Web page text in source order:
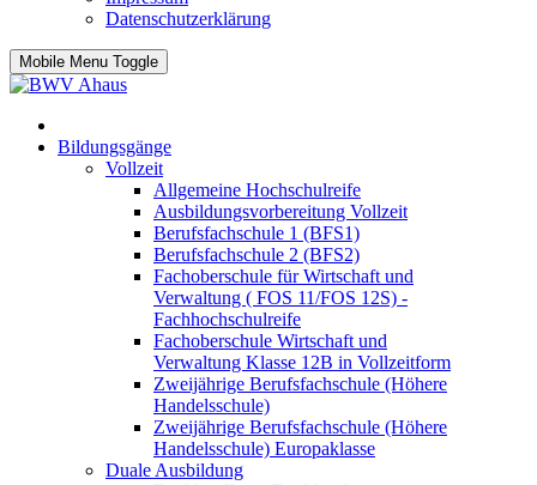
Datenschutzerklärung
Mobile Menu Toggle
Bildungsgänge
Vollzeit
Allgemeine Hochschulreife
Ausbildungsvorbereitung Vollzeit
Berufsfachschule 1 (BFS1)
Berufsfachschule 2 (BFS2)
Fachoberschule für Wirtschaft und
Verwaltung ( FOS 11/FOS 12S) -
Fachhochschulreife
Fachoberschule Wirtschaft und
Verwaltung Klasse 12B in Vollzeitform
Zweijährige Berufsfachschule (Höhere
Handelsschule)
Zweijährige Berufsfachschule (Höhere
Handelsschule) Europaklasse
Duale Ausbildung